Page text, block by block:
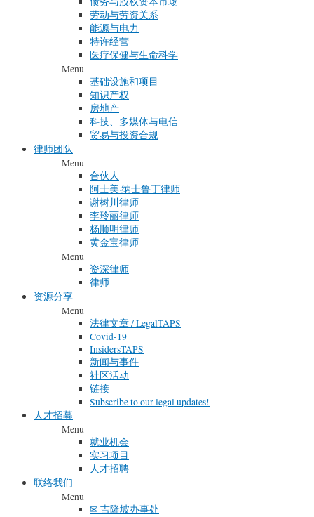
劳动与劳资关系
能源与电力
特许经营
医疗保健与生命科学
Menu
基础设施和项目
知识产权
房地产
科技、多媒体与电信
贸易与投资合规
律师团队
Menu
合伙人
阿士美·纳士鲁丁律师
谢树川律师
李玲丽律师
杨顺明律师
黄金宝律师
Menu
资深律师
律师
资源分享
Menu
法律文章 / LegalTAPS
Covid-19
InsidersTAPS
新闻与事件
社区活动
链接
Subscribe to our legal updates!
人才招募
Menu
就业机会
实习项目
人才招聘
联络我们
Menu
✉ 吉隆坡办事处